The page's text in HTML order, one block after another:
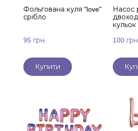
Фольгована куля "love"
срібло
95 грн
Купити
Насос
кульок
100 грн